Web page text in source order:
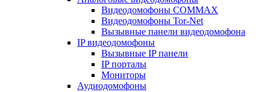
Видеодомофоны COMMAX
Видеодомофоны Tor-Net
Вызывные панели видеодомофона
IP видеодомофоны
Вызывные IP панели
IP порталы
Мониторы
Аудиодомофоны